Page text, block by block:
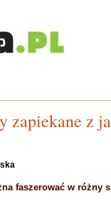
zapiekane z
faszerować w